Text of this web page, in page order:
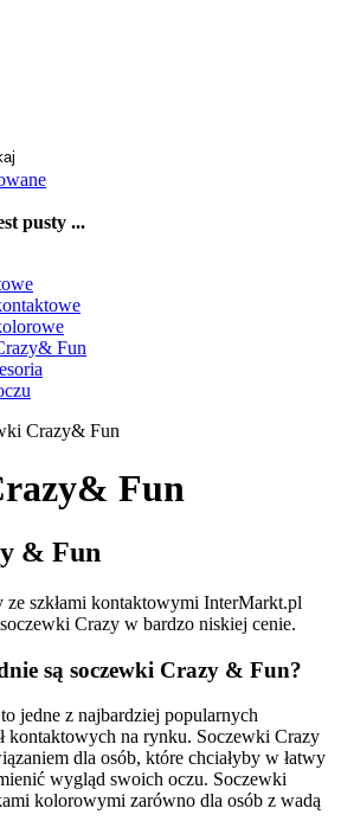
pusty ...
Fun
Crazy& Fun
Fun
& Fun
ze szkłami kontaktowymi InterMarkt.pl
Crazy w bardzo niskiej cenie.
są soczewki Crazy & Fun?
to jedne z najbardziej popularnych
kontaktowych na rynku. Soczewki Crazy
dla osób, które chciałyby w łatwy
wygląd swoich oczu. Soczewki
kolorowymi zarówno dla osób z wadą